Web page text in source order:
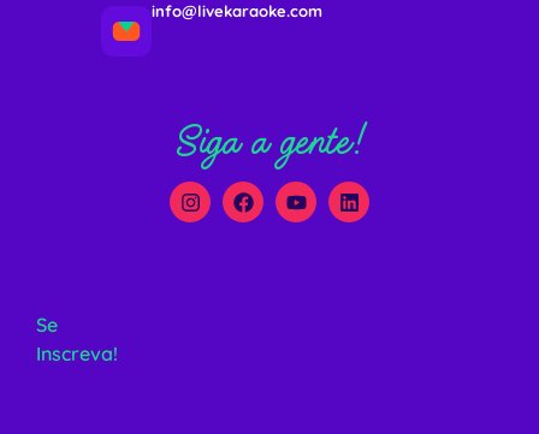
info@livekaraoke.com
Siga a gente!
Se
Inscreva!